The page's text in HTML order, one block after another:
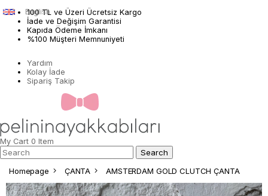
100 TL ve Üzeri Ücretsiz Kargo
İade ve Değişim Garantisi
Kapıda Ödeme İmkanı
%100 Müşteri Memnuniyeti
Yardım
Kolay İade
Sipariş Takip
English
My Cart 0 Item
Homepage ÇANTA AMSTERDAM GOLD CLUTCH ÇANTA